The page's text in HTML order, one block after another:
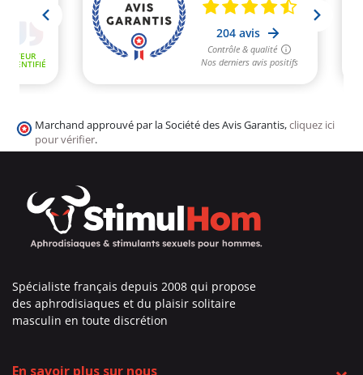
Marchand approuvé par la Société des Avis Garantis,cliquez ici
pour vérifier.
Spécialiste français depuis 2008 qui propose
des aphrodisiaques et du plaisir solitaire
masculin en toute discrétion
En savoir plus sur nous